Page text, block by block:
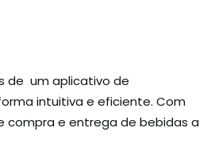
de um aplicativo de
intuitiva e eficiente. Com
compra e entrega de bebidas a